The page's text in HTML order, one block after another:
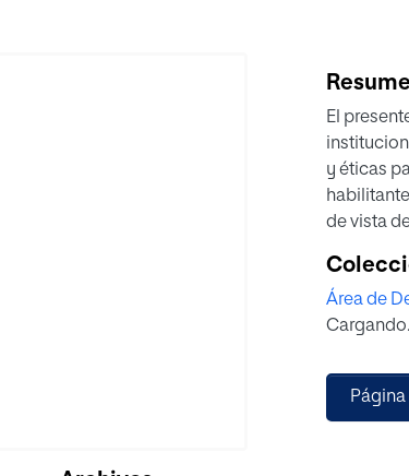
El
y éticas
de vista
diversos
pública.
en la
de
Área de